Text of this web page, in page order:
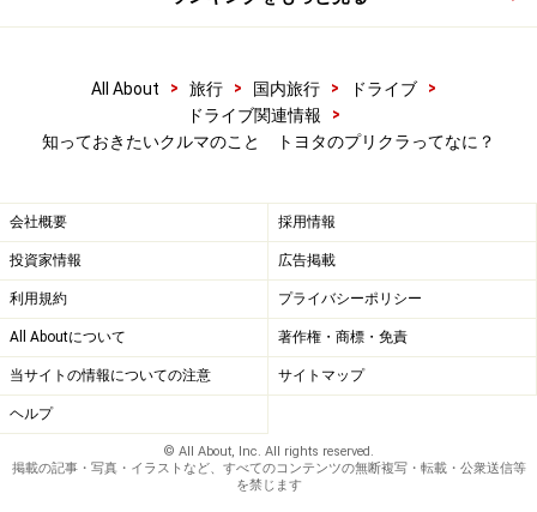
All About > 旅行 > 国内旅行 > ドライブ
>
ドライブ関連情報
>
知っておきたいクルマのこと トヨタのプリクラってなに？
会社概要 採用情報
投資家情報 広告掲載
利用規約 プライバシーポリシー
All Aboutについて 著作権・商標・免責
当サイトの情報についての注意 サイトマップ
ヘルプ
© All About, Inc. All rights reserved.
掲載の記事・写真・イラストなど、すべてのコンテンツの無断複写・転載・公衆送信等
を禁じます